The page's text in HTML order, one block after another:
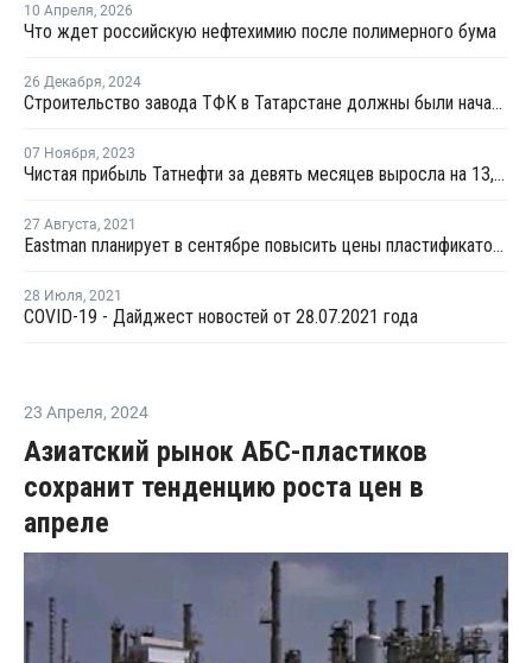
10 Апреля, 2026
Что ждет российскую нефтехимию после полимерного бума
26 Декабря, 2024
Строительство завода ТФК в Татарстане должны были начать в конце 2024 года
07 Ноября, 2023
Чистая прибыль Татнефти за девять месяцев выросла на 13,3%
27 Августа, 2021
Eastman планирует в сентябре повысить цены пластификаторов в США
28 Июля, 2021
COVID-19 - Дайджест новостей от 28.07.2021 года
23 Апреля, 2024
Азиатский рынок АБС-пластиков
сохранит тенденцию роста цен в
апреле